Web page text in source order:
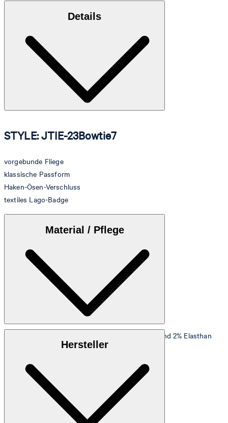
Details
STYLE: JTIE-23Bowtie7
vorgebunde Fliege
klassische Passform
Haken-Ösen-Verschluss
textiles Lago-Badge
Material / Pflege
Materialmischung aus 75% Polyester, 23% Wolle und 2% Elasthan
Hersteller